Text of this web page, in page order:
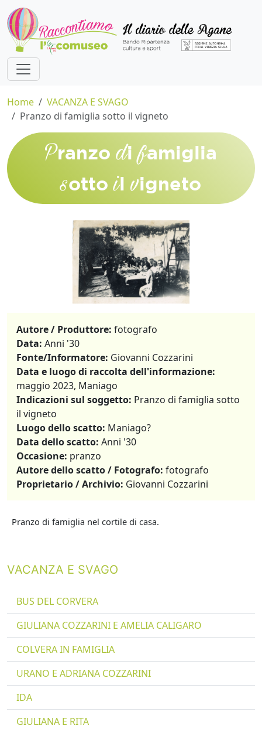
Home
VACANZA E SVAGO
Pranzo di famiglia sotto il vigneto
Pranzodifamiglia
sottoilvigneto
Autore / Produttore: fotografo
Data: Anni '30
Fonte/Informatore: Giovanni Cozzarini
Data e luogo di raccolta dell'informazione:
maggio 2023, Maniago
Indicazioni sul soggetto: Pranzo di famiglia sotto
il vigneto
Luogo dello scatto: Maniago?
Data dello scatto: Anni '30
Occasione: pranzo
Autore dello scatto / Fotografo: fotografo
Proprietario / Archivio: Giovanni Cozzarini
Pranzo di famiglia nel cortile di casa.
VACANZA E SVAGO
BUS DEL CORVERA
GIULIANA COZZARINI E AMELIA CALIGARO
COLVERA IN FAMIGLIA
URANO E ADRIANA COZZARINI
IDA
GIULIANA E RITA